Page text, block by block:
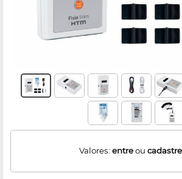
Valores: entreou